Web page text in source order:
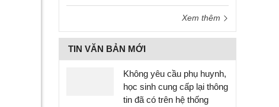
Xem thêm
TIN VĂN BẢN MỚI
Không yêu cầu phụ huynh,
học sinh cung cấp lại thông
tin đã có trên hệ thống